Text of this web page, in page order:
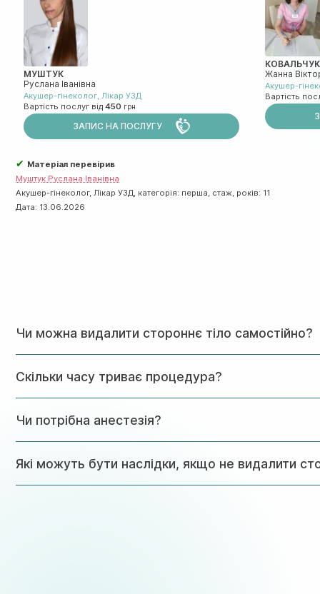
МУШТУК
Руслана Іванівна
Акушер-гінеколог,Лiкар УЗД
Вартість послуг від450
ЗАПИС НА ПОСЛУГУ
КОВАЛЬЧУК
Жанна
Акушер-
Вартість
✔ Матеріал перевірив
Муштук Руслана Іванівна
Акушер-гінеколог, Лiкар УЗД, категорія: перша, стаж, років: 11
Дата: 13.06.2026
Чи можна видалити стороннє тіло самостійно?
Скільки часу триває процедура?
Чи потрібна анестезія?
Які можуть бути наслідки, якщо не видалити